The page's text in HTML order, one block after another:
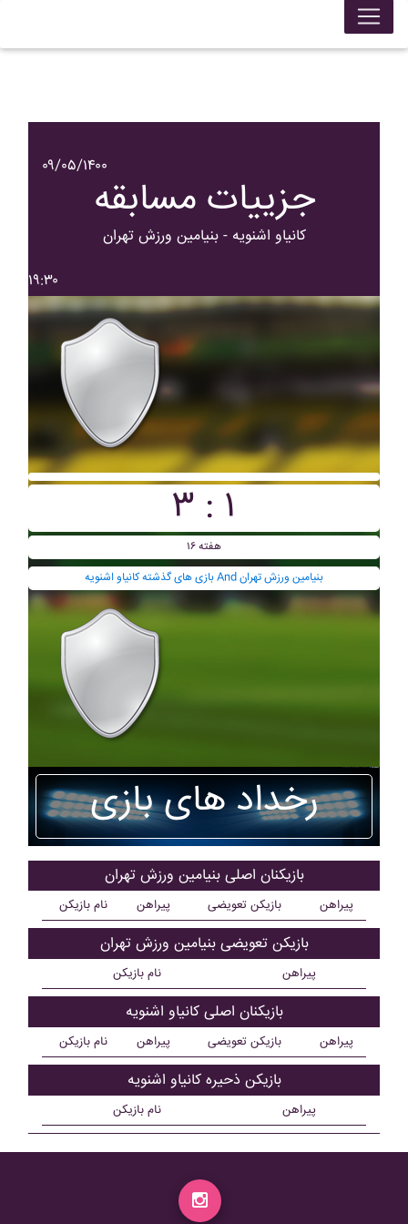
۰۹/۰۵/۱۴۰۰
جزییات مسابقه
کانياو اشنويه - بنيامين ورزش تهران
۱۹:۳۰
۳ : ۱
هفته ۱۶
بازی های گذشته کانياو اشنويه And بنيامين ورزش تهران
رخداد های بازی
بازیکنان اصلی بنيامين ورزش تهران
نام بازیکن پیراهن بازیکن تعویضی پیراهن
بازیکن تعویضی بنيامين ورزش تهران
نام بازیکن پیراهن
بازیکنان اصلی کانياو اشنويه
نام بازیکن پیراهن بازیکن تعویضی پیراهن
بازیکن ذحیره کانياو اشنويه
نام بازیکن پیراهن